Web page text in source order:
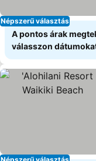
Népszerű választás
A pontos árak
válasszon